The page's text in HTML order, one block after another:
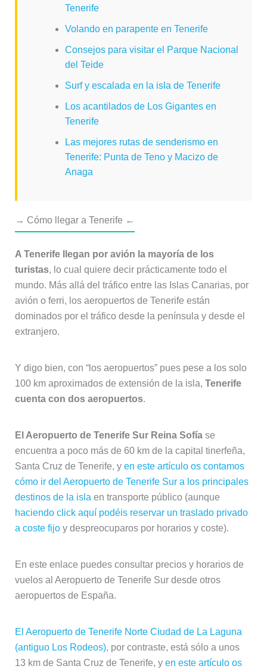
Tenerife
Volando en parapente en Tenerife
Consejos para visitar el Parque Nacional
del Teide
Surf y escalada en la isla de Tenerife
Los acantilados de Los Gigantes en
Tenerife
Las mejores rutas de senderismo en
Tenerife: Punta de Teno y Macizo de
Anaga
→ Cómo llegar a Tenerife ←
A Tenerife llegan por avión la mayoría de los
turistas, lo cual quiere decir prácticamente todo el
mundo. Más allá del tráfico entre las Islas Canarias, por
avión o ferri, los aeropuertos de Tenerife están
dominados por el tráfico desde la península y desde el
extranjero.
Y digo bien, con “los aeropuertos” pues pese a los solo
100 km aproximados de extensión de la isla, Tenerife
cuenta con dos aeropuertos.
El Aeropuerto de Tenerife Sur Reina Sofíase
encuentra a poco más de 60 km de la capital tinerfeña,
Santa Cruz de Tenerife, y en este artículo os contamos
cómo ir del Aeropuerto de Tenerife Sur a los principales
destinos de la islaen transporte público (aunque
haciendo click aquí podéis reservar un traslado privado
a coste fijoy despreocuparos por horarios y coste).
En este enlace puedes consultar precios y horarios de
vuelos al Aeropuerto de Tenerife Sur desde otros
aeropuertos de España.
El Aeropuerto de Tenerife Norte Ciudad de La Laguna
(antiguo Los Rodeos), por contraste, está sólo a unos
13 km de Santa Cruz de Tenerife, y en este artículo os